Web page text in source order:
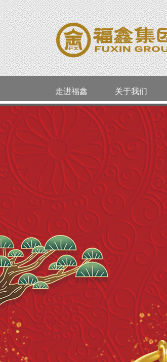
走进福鑫 关于我们
公司简介
活动通告
老凤祥
明牌珠宝
品类精选
威海